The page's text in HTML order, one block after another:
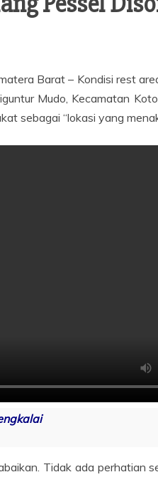
Barat – Kondisi rest
Mudo, Kecamatan
sebagai “lokasi yang
Tidak ada perhatian